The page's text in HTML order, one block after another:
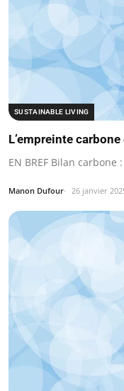
SUSTAINABLE LIVING
L’empreinte
EN BREF Bilan
Manon Dufour 26 janvier